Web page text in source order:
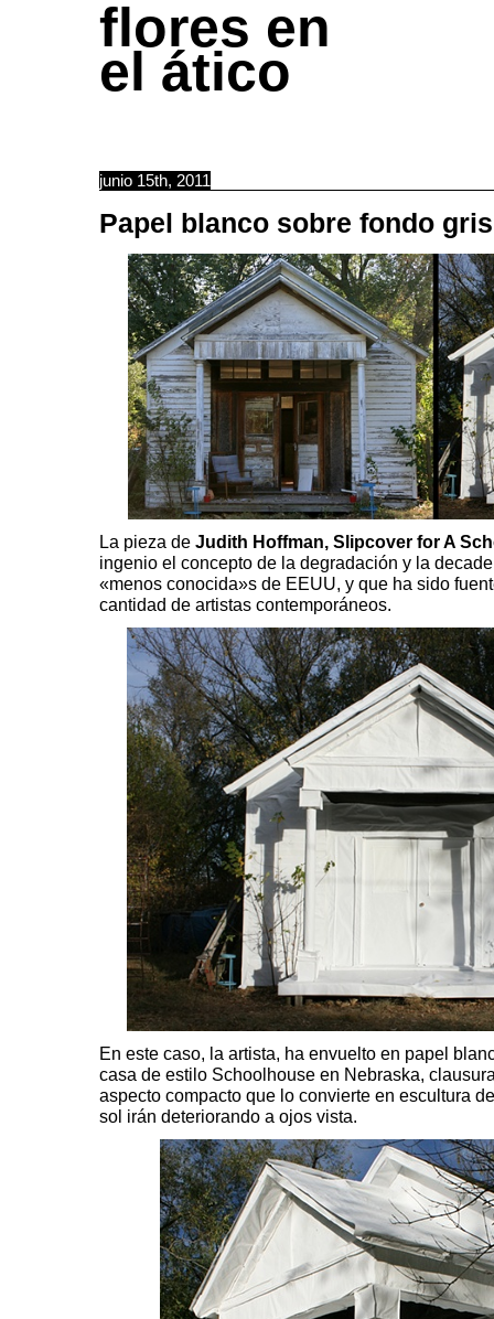
flores en
el ático
junio 15th, 2011
Papel blanco sobre fondo gris
La pieza de Judith Hoffman, Slipcover for A
ingenio el concepto de la degradación y la
«menos conocida»s de EEUU, y que ha sido
cantidad de artistas contemporáneos.
En este caso, la artista, ha envuelto en papel
casa de estilo Schoolhouse en Nebraska,
aspecto compacto que lo convierte en escultura
sol irán deteriorando a ojos vista.